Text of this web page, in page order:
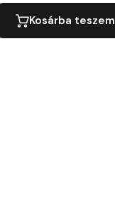
Kosárba teszem